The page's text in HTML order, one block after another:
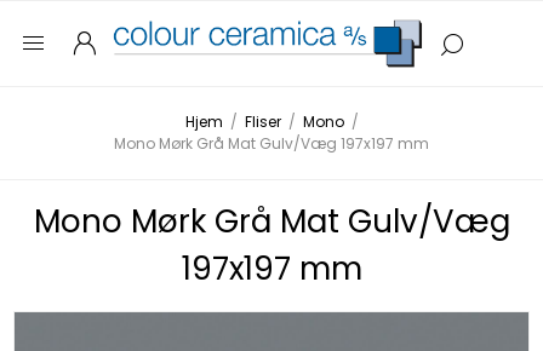
Hjem / Fliser / Mono /
Mono Mørk Grå Mat Gulv/Væg 197x197 mm
Mono Mørk Grå Mat Gulv/Væg
197x197 mm